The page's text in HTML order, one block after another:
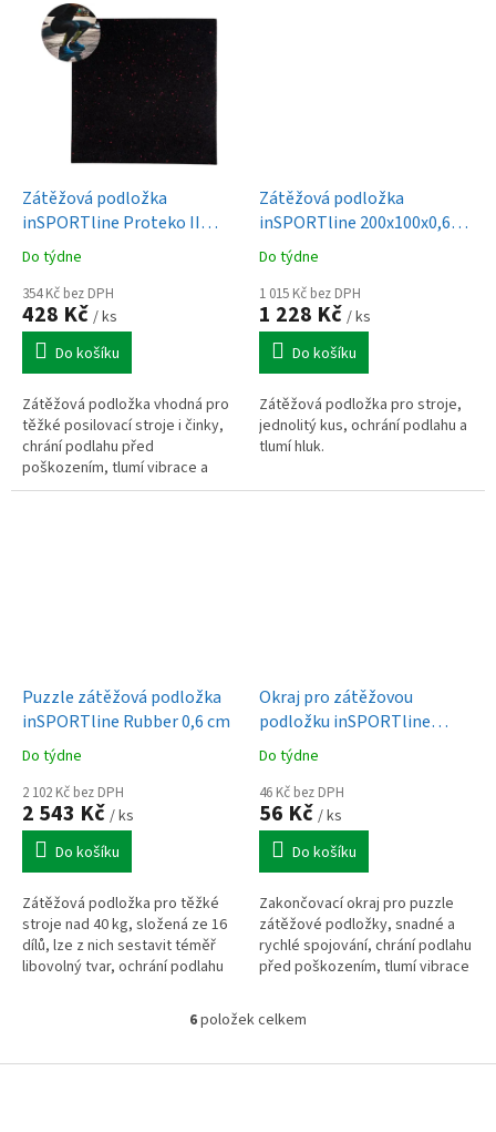
Zátěžová podložka
inSPORTline Proteko II
50x50x3 cm
Do týdne
354 Kč bez DPH
428 Kč / ks
Do košíku
Zátěžová podložka vhodná pro
těžké posilovací stroje i činky,
chrání podlahu před
poškozením, tlumí vibrace a
hluk.
Zátěžová podložka
inSPORTline 200x100x0,6
cm
Do týdne
1 015 Kč bez DPH
1 228 Kč / ks
Do košíku
Zátěžová podložka pro stroje,
jednolitý kus, ochrání podlahu a
tlumí hluk.
Puzzle zátěžová podložka
inSPORTline Rubber 0,6 cm
Do týdne
2 102 Kč bez DPH
2 543 Kč / ks
Do košíku
Zátěžová podložka pro těžké
stroje nad 40 kg, složená ze 16
dílů, lze z nich sestavit téměř
libovolný tvar, ochrání podlahu
Okraj pro zátěžovou
podložku inSPORTline
Puzeko 50x50x0,5 cm -
varianta B
Do týdne
46 Kč bez DPH
56 Kč / ks
Do košíku
Zakončovací okraj pro puzzle
zátěžové podložky, snadné a
rychlé spojování, chrání podlahu
před poškozením, tlumí vibrace
O
l
6položek celkem
Z